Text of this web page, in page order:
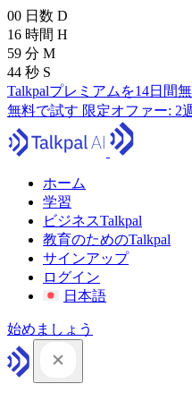
00 日数 D
16 時間 H
59 分 M
43 秒 S
Talkpalプレミアムを14日間
無料で試す 限定オファー: 2
ホーム
学習
ビジネスTalkpal
教育のためのTalkpal
サインアップ
ログイン
日本語
始めましょう